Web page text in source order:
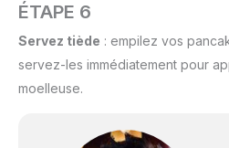
ÉTAPE 6
Servez tiède : empilez vos
servez-les immédiatement pour
moelleuse.